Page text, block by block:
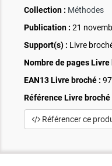
Collection : Méthodes
Publication : 21
Support(s) : Livre
Nombre de pages Livre
EAN13 Livre broché :
Référence Livre broché
Référencer ce